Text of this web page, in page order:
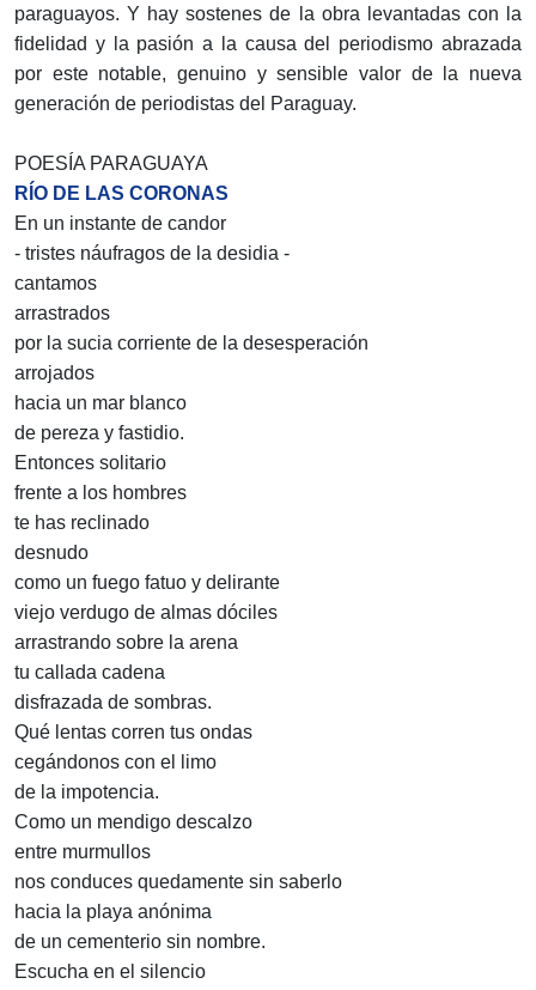
paraguayos. Y hay sostenes de la obra levantadas con la
fidelidad y la pasión a la causa del periodismo abrazada
por este notable, genuino y sensible valor de la nueva
generación de periodistas del Paraguay.
POESÍA PARAGUAYA
RÍO DE LAS CORONAS
En un instante de candor
- tristes náufragos de la desidia -
cantamos
arrastrados
por la sucia corriente de la desesperación
arrojados
hacia un mar blanco
de pereza y fastidio.
Entonces solitario
frente a los hombres
te has reclinado
desnudo
como un fuego fatuo y delirante
viejo verdugo de almas dóciles
arrastrando sobre la arena
tu callada cadena
disfrazada de sombras.
Qué lentas corren tus ondas
cegándonos con el limo
de la impotencia.
Como un mendigo descalzo
entre murmullos
nos conduces quedamente sin saberlo
hacia la playa anónima
de un cementerio sin nombre.
Escucha en el silencio